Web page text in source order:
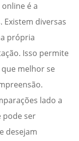
é a
Existem diversas
própria
Isso permite
melhor se
lado a
pode ser
desejam